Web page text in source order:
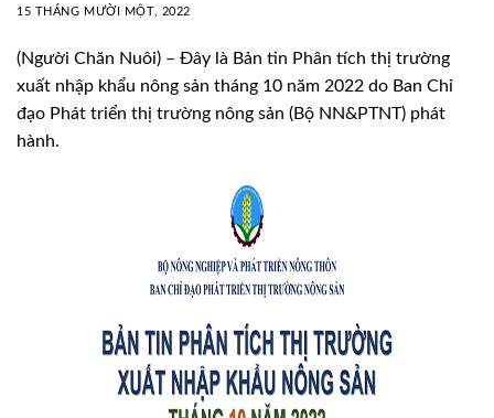
15 THÁNG MƯỜI MỘT, 2022
(Người Chăn Nuôi) – Đây là Bản tin Phân tích thị trường
xuất nhập khẩu nông sản tháng 10 năm 2022 do Ban Chỉ
đạo Phát triển thị trường nông sản (Bộ NN&PTNT) phát
hành.